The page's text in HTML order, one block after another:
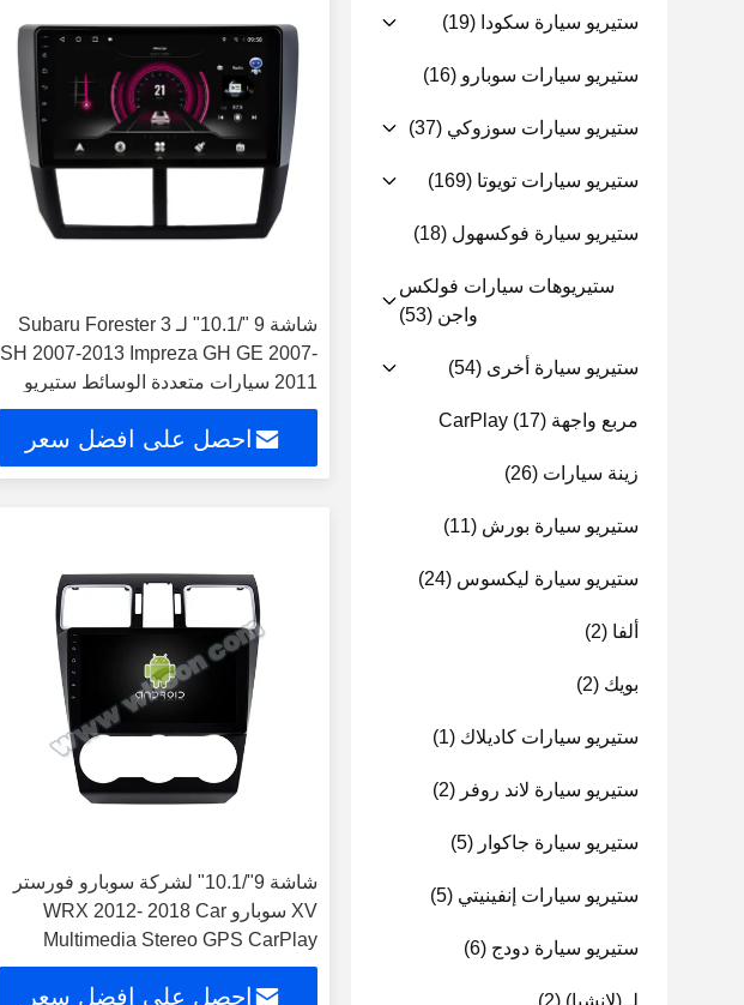
ستيريو سيارة سكودا (19)
ستيريو سيارات سوبارو (16)
ستيريو سيارات سوزوكي (37)
ستيريو سيارات تويوتا (169)
ستيريو سيارة فوكسهول (18)
ستيريوهات سيارات فولكس
واجن (53)
ستيريو سيارة أخرى (54)
مربع واجهة CarPlay (17)
زينة سيارات (26)
ستيريو سيارة بورش (11)
ستيريو سيارة ليكسوس (24)
ألفا (2)
بويك (2)
ستيريو سيارات كاديلاك (1)
ستيريو سيارة لاند روفر (2)
ستيريو سيارة جاكوار (5)
ستيريو سيارات إنفينيتي (5)
ستيريو سيارة دودج (6)
لـ (لانشيا) (2)
شاشة 9 "/10.1" لـ Subaru Forester 3
SH 2007-2013 Impreza GH GE 2007-
2011 سيارات متعددة الوسائط ستيريو
احصل على افضل سعر
شاشة 9"/10.1" لشركة سوبارو فورستر
XV سوبارو WRX 2012- 2018 Car
Multimedia Stereo GPS CarPlay
Player ((9501/2130)
احصل على افضل سعر